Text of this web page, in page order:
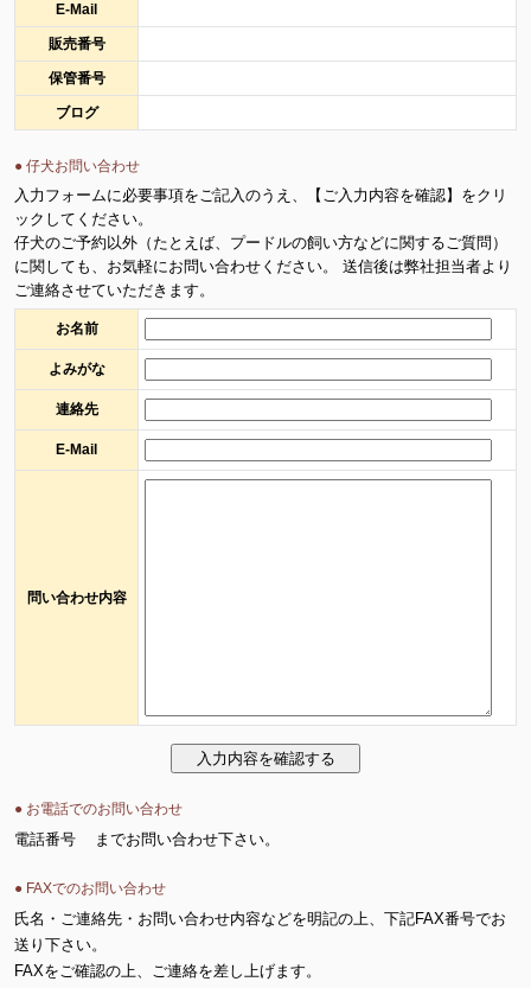
E-Mail
販売番号
保管番号
ブログ
● 仔犬お問い合わせ
入力フォームに必要事項をご記入のうえ、【ご入力内容を確認】をクリ
ックしてください。
仔犬のご予約以外（たとえば、プードルの飼い方などに関するご質問）
に関しても、お気軽にお問い合わせください。 送信後は弊社担当者より
ご連絡させていただきます。
お名前
よみがな
連絡先
E-Mail
問い合わせ内容
● お電話でのお問い合わせ
電話番号
までお問い合わせ下さい。
● FAXでのお問い合わせ
氏名・ご連絡先・お問い合わせ内容などを明記の上、下記FAX番号でお
送り下さい。
FAXをご確認の上、ご連絡を差し上げます。